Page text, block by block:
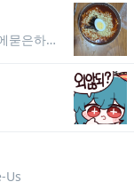
카이사겨드랑이에묻은하얗고끈적한무언가
Us